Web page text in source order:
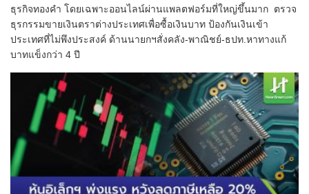
ธุรกิจทองคำ โดยเฉพาะออนไลน์ผ่านแพลตฟอร์มที่ใหญ่ขึ้นมาก ตรวจ
ธุรกรรมขายเงินตราต่างประเทศเพื่อซื้อเงินบาท ป้องกันเงินเข้า
ประเทศที่ไม่พึงประสงค์ ด้านนายกฯสั่งคลัง-พาณิชย์-ธปท.หาทางแก้
บาทแข็งกว่า 4 ปี